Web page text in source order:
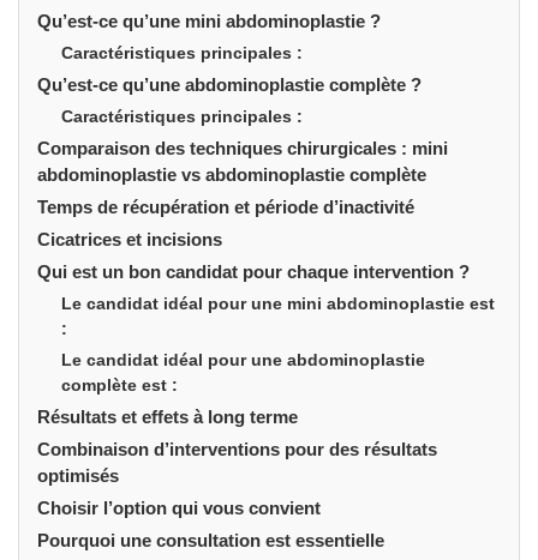
Qu’est-ce qu’une mini abdominoplastie ?
Caractéristiques principales :
Qu’est-ce qu’une abdominoplastie complète ?
Caractéristiques principales :
Comparaison des techniques chirurgicales : mini
abdominoplastie vs abdominoplastie complète
Temps de récupération et période d’inactivité
Cicatrices et incisions
Qui est un bon candidat pour chaque intervention ?
Le candidat idéal pour une mini abdominoplastie est
:
Le candidat idéal pour une abdominoplastie
complète est :
Résultats et effets à long terme
Combinaison d’interventions pour des résultats
optimisés
Choisir l’option qui vous convient
Pourquoi une consultation est essentielle